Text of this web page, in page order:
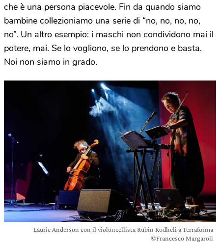
che è una persona piacevole. Fin da quando siamo
bambine collezioniamo una serie di “no, no, no, no,
no”. Un altro esempio: i maschi non condividono mai il
potere, mai. Se lo vogliono, se lo prendono e basta.
Noi non siamo in grado.
Laurie Anderson con il violoncellista Rubin Kodheli a Terraforma
©Francesco Margaroli